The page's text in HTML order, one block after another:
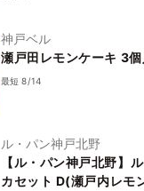
神戸ベル
瀬戸田レモンケーキ 3個
最短 8/14
ル・パン神戸北野
【ル・パン神戸北野】
カセット D(瀬戸内レモ